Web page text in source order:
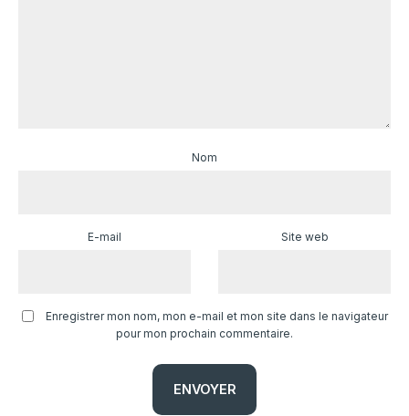
Nom
E-mail Site web
Enregistrer mon nom, mon e-mail et mon site dans le navigateur
pour mon prochain commentaire.